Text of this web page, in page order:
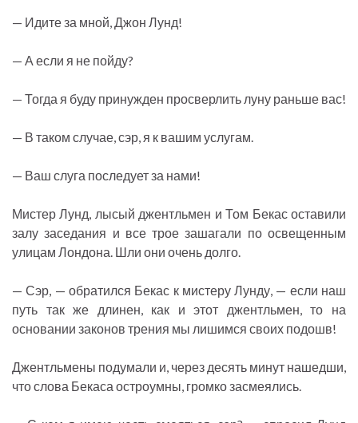
— Идите за мной, Джон Лунд!
— А если я не пойду?
— Тогда я буду принужден просверлить луну раньше вас!
— В таком случае, сэр, я к вашим услугам.
— Ваш слуга последует за нами!
Мистер Лунд, лысый джентльмен и Том Бекас оставили
залу заседания и все трое зашагали по освещенным
улицам Лондона. Шли они очень долго.
— Сэр, — обратился Бекас к мистеру Лунду, — если наш
путь так же длинен, как и этот джентльмен, то на
основании законов трения мы лишимся своих подошв!
Джентльмены подумали и, через десять минут нашедши,
что слова Бекаса остроумны, громко засмеялись.